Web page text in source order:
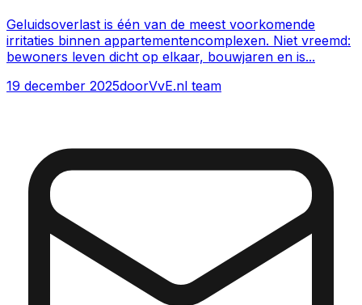
Geluidsoverlast is één van de meest voorkomende
irritaties binnen appartementencomplexen. Niet vreemd:
bewoners leven dicht op elkaar, bouwjaren en is...
19 december 2025doorVvE.nl team